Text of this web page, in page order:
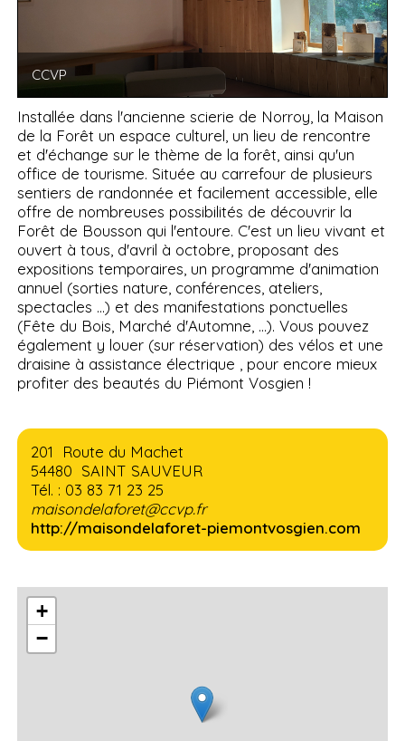
CCVP
Installée dans l'ancienne scierie de Norroy, la Maison
de la Forêt un espace culturel, un lieu de rencontre
et d'échange sur le thème de la forêt, ainsi qu'un
office de tourisme. Située au carrefour de plusieurs
sentiers de randonnée et facilement accessible, elle
offre de nombreuses possibilités de découvrir la
Forêt de Bousson qui l'entoure. C'est un lieu vivant et
ouvert à tous, d'avril à octobre, proposant des
expositions temporaires, un programme d'animation
annuel (sorties nature, conférences, ateliers,
spectacles ...) et des manifestations ponctuelles
(Fête du Bois, Marché d'Automne, ...). Vous pouvez
également y louer (sur réservation) des vélos et une
draisine à assistance électrique , pour encore mieux
profiter des beautés du Piémont Vosgien !
201 Route du Machet
54480 SAINT SAUVEUR
Tél. : 03 83 71 23 25
maisondelaforet@ccvp.fr
http://maisondelaforet-piemontvosgien.com
+
−